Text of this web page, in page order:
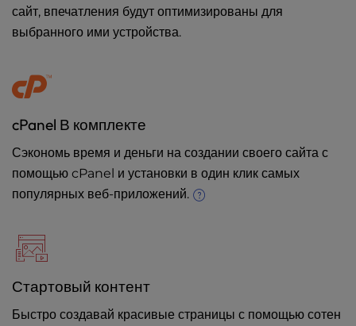
сайт, впечатления будут оптимизированы для
выбранного ими устройства.
cPanel В комплекте
Сэкономь время и деньги на создании своего сайта с
помощью cPanel и установки в один клик самых
популярных веб-приложений.
Стартовый контент
Быстро создавай красивые страницы с помощью сотен